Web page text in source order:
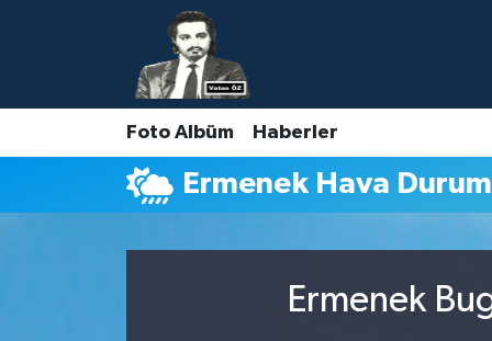
Foto Albüm Haberler
Ermenek Hava
Ermenek
Nöbetçi Eczaneler
Hava Durumu
Namaz Vakitleri
Trafik Durumu
Süper Lig Puan Durumu ve Fikstür